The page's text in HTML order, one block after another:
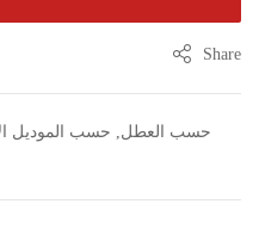
Share
حسب العطل, حسب الموديل